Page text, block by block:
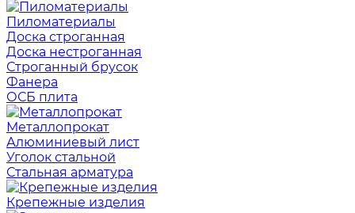
Пиломатериалы
Доска строганная
Доска нестроганная
Строганный брусок
Фанера
ОСБ плита
Металлопрокат
Алюминиевый лист
Уголок стальной
Стальная арматура
Крепежные изделия